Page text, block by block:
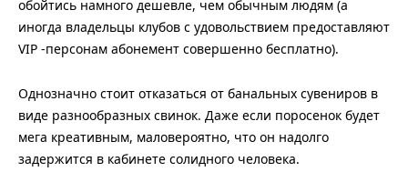
обойтись намного дешевле, чем обычным людям (а
иногда владельцы клубов с удовольствием предоставляют
VIP -персонам абонемент совершенно бесплатно).
Однозначно стоит отказаться от банальных сувениров в
виде разнообразных свинок. Даже если поросенок будет
мега креативным, маловероятно, что он надолго
задержится в кабинете солидного человека.